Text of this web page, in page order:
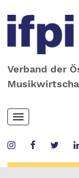
Verband der
Skip
to
content
Toggle
navigation